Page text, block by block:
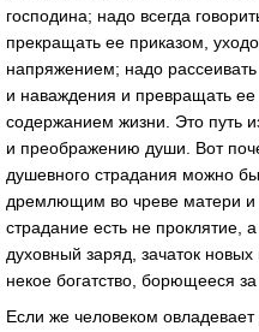
господина; надо всегда
прекращать ее приказом,
напряжением; надо
и наваждения и превращать
содержанием жизни. Это путь
и преображению души. Вот
душевного страдания можно
дремлющим во чреве матери
страдание есть не проклятие,
духовный заряд, зачаток
некое богатство, борющееся
Если же человеком